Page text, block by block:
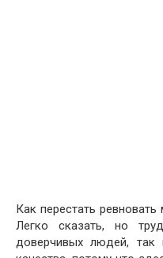
Как перестать
Легко сказать, но
доверчивых людей, так